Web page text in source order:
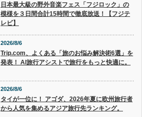
日本最大級の野外音楽フェス「フジロック」の
模様を３日間合計15時間で徹底放送！【フジテ
レビ】
2026/8/6
Trip.com、よくある「旅のお悩み解決術6選」を
発表！ AI旅行アシストで旅行をもっと快適に。
2026/8/6
タイが一位に！ アゴダ、2026年夏に欧州旅行者
から人気を集めるアジア旅行先ランキング。